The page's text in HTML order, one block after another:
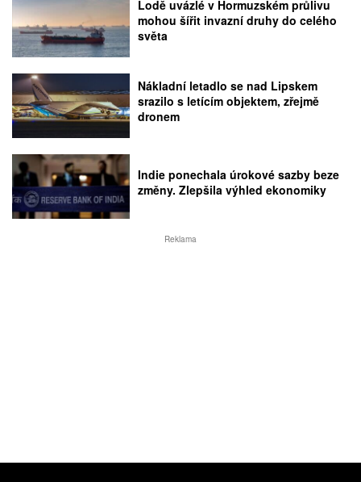
Lodě uvázlé v Hormuzském průlivu
mohou šířit invazní druhy do celého
světa
Nákladní letadlo se nad Lipskem
srazilo s letícím objektem, zřejmě
dronem
Indie ponechala úrokové sazby beze
změny. Zlepšila výhled ekonomiky
Reklama